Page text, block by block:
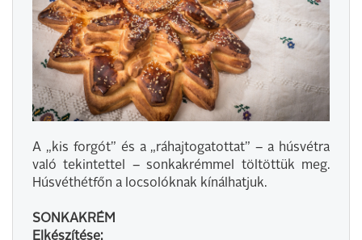
A „kis forgót” és a „ráhajtogatottat” – a húsvétra
való tekintettel – sonkakrémmel töltöttük meg.
Húsvéthétfőn a locsolóknak kínálhatjuk.
SONKAKRÉM
Elkészítése: